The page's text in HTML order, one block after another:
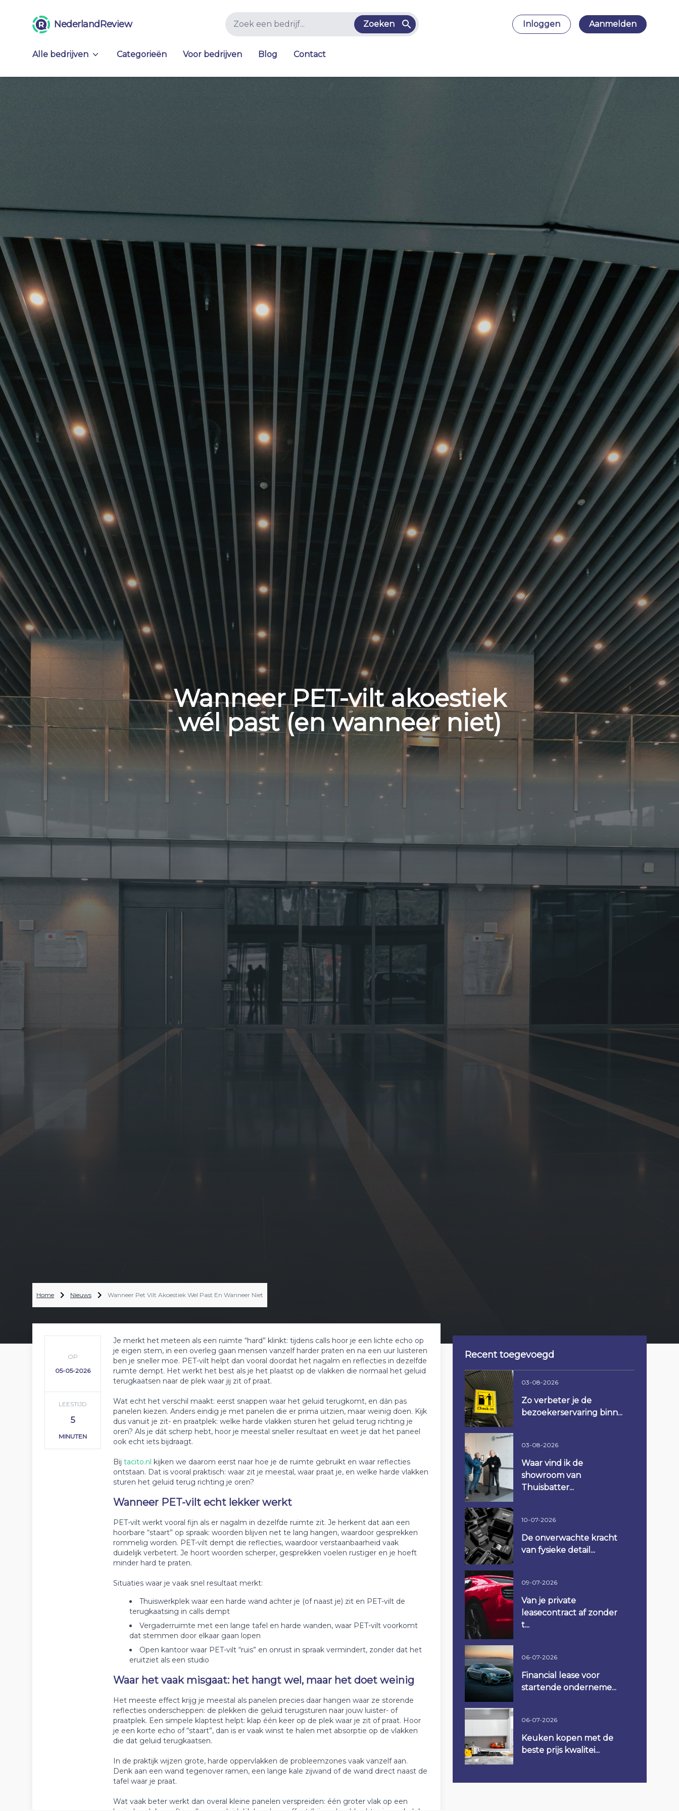
NederlandReview Zoeken Inloggen Aanmelden
Alle bedrijven Categorieën Voor bedrijven Blog Contact
Wanneer PET-vilt akoestiek
wél past (en wanneer niet)
Home Nieuws Wanneer Pet Vilt Akoestiek Wel Past En Wanneer Niet
OP
05-05-2026
LEESTIJD
5
MINUTEN
Je merkt het meteen als een ruimte “hard” klinkt: tijdens calls hoor je een lichte echo op
je eigen stem, in een overleg gaan mensen vanzelf harder praten en na een uur luisteren
ben je sneller moe. PET-vilt helpt dan vooral doordat het nagalm en reflecties in dezelfde
ruimte dempt. Het werkt het best als je het plaatst op de vlakken die normaal het geluid
terugkaatsen naar de plek waar jij zit of praat.
Wat echt het verschil maakt: eerst snappen waar het geluid terugkomt, en dán pas
panelen kiezen. Anders eindig je met panelen die er prima uitzien, maar weinig doen. Kijk
dus vanuit je zit- en praatplek: welke harde vlakken sturen het geluid terug richting je
oren? Als je dát scherp hebt, hoor je meestal sneller resultaat en weet je dat het paneel
ook echt iets bijdraagt.
Bij tacito.nl kijken we daarom eerst naar hoe je de ruimte gebruikt en waar reflecties
ontstaan. Dat is vooral praktisch: waar zit je meestal, waar praat je, en welke harde vlakken
sturen het geluid terug richting je oren?
Wanneer PET-vilt echt lekker werkt
PET-vilt werkt vooral fijn als er nagalm in dezelfde ruimte zit. Je herkent dat aan een
hoorbare “staart” op spraak: woorden blijven net te lang hangen, waardoor gesprekken
rommelig worden. PET-vilt dempt die reflecties, waardoor verstaanbaarheid vaak
duidelijk verbetert. Je hoort woorden scherper, gesprekken voelen rustiger en je hoeft
minder hard te praten.
Situaties waar je vaak snel resultaat merkt:
Thuiswerkplek waar een harde wand achter je (of naast je) zit en PET-vilt de
terugkaatsing in calls dempt
Vergaderruimte met een lange tafel en harde wanden, waar PET-vilt voorkomt
dat stemmen door elkaar gaan lopen
Open kantoor waar PET-vilt “ruis” en onrust in spraak vermindert, zonder dat het
eruitziet als een studio
Waar het vaak misgaat: het hangt wel, maar het doet weinig
Het meeste effect krijg je meestal als panelen precies daar hangen waar ze storende
reflecties onderscheppen: de plekken die geluid terugsturen naar jouw luister- of
praatplek. Een simpele klaptest helpt: klap één keer op de plek waar je zit of praat. Hoor
je een korte echo of “staart”, dan is er vaak winst te halen met absorptie op de vlakken
die dat geluid terugkaatsen.
In de praktijk wijzen grote, harde oppervlakken de probleemzones vaak vanzelf aan.
Denk aan een wand tegenover ramen, een lange kale zijwand of de wand direct naast de
tafel waar je praat.
Wat vaak beter werkt dan overal kleine panelen verspreiden: één groter vlak op een
Recent toegevoegd
03-08-2026
Zo verbeter je de
bezoekerservaring binn...
03-08-2026
Waar vind ik de
showroom van
Thuisbatter...
10-07-2026
De onverwachte kracht
van fysieke detail...
09-07-2026
Van je private
leasecontract af zonder
t...
06-07-2026
Financial lease voor
startende onderneme...
06-07-2026
Keuken kopen met de
beste prijs kwalitei...